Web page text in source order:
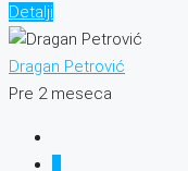
Detalji
Dragan Petrović
Pre 2 meseca